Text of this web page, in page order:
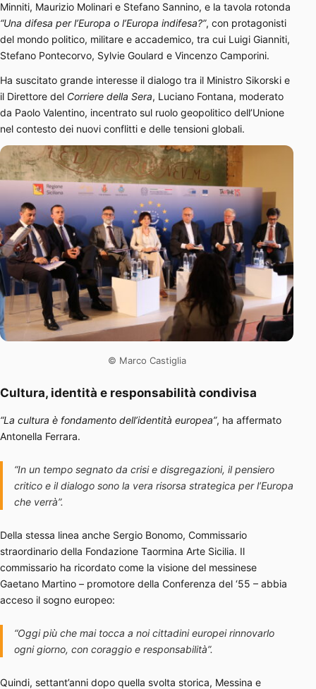
Minniti, Maurizio Molinari e Stefano Sannino, e la tavola rotonda
“Una difesa per l’Europa o l’Europa indifesa?”, con protagonisti
del mondo politico, militare e accademico, tra cui Luigi Gianniti,
Stefano Pontecorvo, Sylvie Goulard e Vincenzo Camporini.
Ha suscitato grande interesse il dialogo tra il Ministro Sikorski e
il Direttore del Corriere della Sera, Luciano Fontana, moderato
da Paolo Valentino, incentrato sul ruolo geopolitico dell’Unione
nel contesto dei nuovi conflitti e delle tensioni globali.
© Marco Castiglia
Cultura, identità e responsabilità condivisa
“La cultura è fondamento dell’identità europea”, ha affermato
Antonella Ferrara.
“In un tempo segnato da crisi e disgregazioni, il pensiero
critico e il dialogo sono la vera risorsa strategica per l’Europa
che verrà”.
Della stessa linea anche Sergio Bonomo, Commissario
straordinario della Fondazione Taormina Arte Sicilia. Il
commissario ha ricordato come la visione del messinese
Gaetano Martino – promotore della Conferenza del ‘55 – abbia
acceso il sogno europeo:
“Oggi più che mai tocca a noi cittadini europei rinnovarlo
ogni giorno, con coraggio e responsabilità”.
Quindi, settant’anni dopo quella svolta storica, Messina e